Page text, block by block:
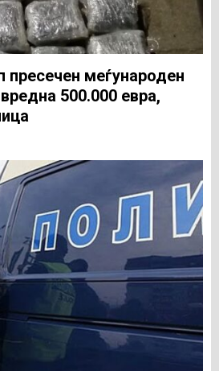
меѓународен
500.000 евра,